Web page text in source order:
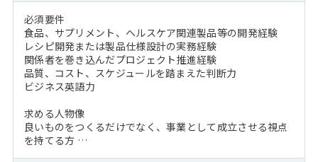
必須要件
食品、サプリメント、ヘルスケア関連製品等の開発経験
レシピ開発または製品仕様設計の実務経験
関係者を巻き込んだプロジェクト推進経験
品質、コスト、スケジュールを踏まえた判断力
ビジネス英語力
求める人物像
良いものをつくるだけでなく、事業として成立させる視点
を持てる方 …